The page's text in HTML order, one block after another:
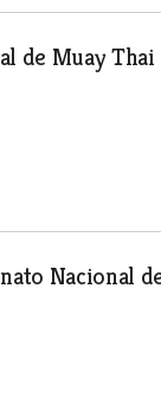
de Muay Thai
Nacional